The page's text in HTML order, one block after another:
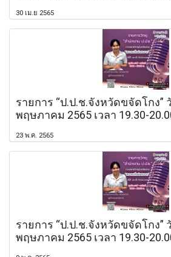
30 เม.ย 2565
รายการ “ป.ป.ช.จังหวัดขจัดโกง”
พฤษภาคม 2565 เวลา 19.30-
23 พ.ค. 2565
รายการ “ป.ป.ช.จังหวัดขจัดโกง”
พฤษภาคม 2565 เวลา 19.30-